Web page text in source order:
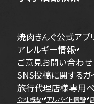
焼肉きんぐ公式アプ
アレルギー情報
ご意見お問い合わせ
SNS投稿に関するガ
旅行代理店様専用
会社概要 アルバイト情報